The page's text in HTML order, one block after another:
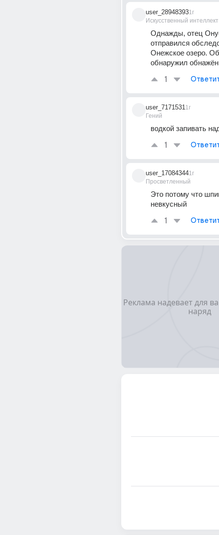
user_28948393
Искусственный интеллект
1г
Однажды, отец
отправился
Онежское озеро.
обнаружил
1
user_7171531
Гений
1г
водкой запивать
1
user_17084344
Просветленный
1г
Это потому что
невкусный
1